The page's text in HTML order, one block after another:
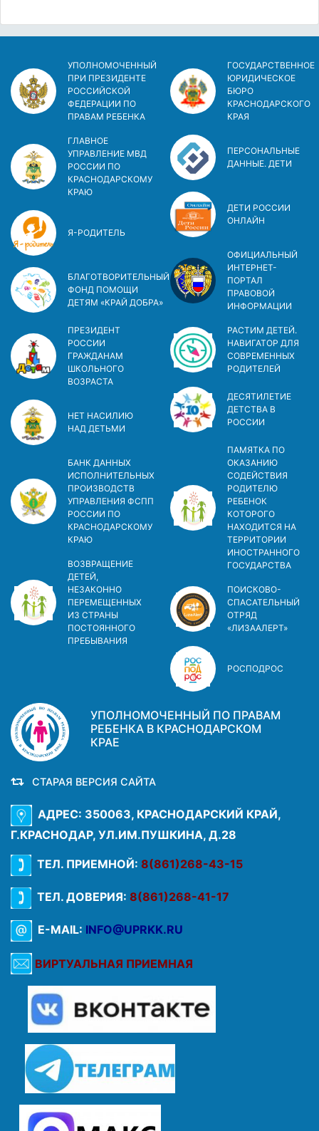
УПОЛНОМОЧЕННЫЙ
ПРИ ПРЕЗИДЕНТЕ
РОССИЙСКОЙ
ФЕДЕРАЦИИ ПО
ПРАВАМ РЕБЕНКА
ГЛАВНОЕ
УПРАВЛЕНИЕ МВД
РОССИИ ПО
КРАСНОДАРСКОМУ
КРАЮ
Я-РОДИТЕЛЬ
БЛАГОТВОРИТЕЛЬНЫЙ
ФОНД ПОМОЩИ
ДЕТЯМ «КРАЙ ДОБРА»
ПРЕЗИДЕНТ
РОССИИ
ГРАЖДАНАМ
ШКОЛЬНОГО
ВОЗРАСТА
НЕТ НАСИЛИЮ
НАД ДЕТЬМИ
БАНК ДАННЫХ
ИСПОЛНИТЕЛЬНЫХ
ПРОИЗВОДСТВ
УПРАВЛЕНИЯ ФСПП
РОССИИ ПО
КРАСНОДАРСКОМУ
КРАЮ
ВОЗВРАЩЕНИЕ
ДЕТЕЙ,
НЕЗАКОННО
ПЕРЕМЕЩЕННЫХ
ИЗ СТРАНЫ
ПОСТОЯННОГО
ПРЕБЫВАНИЯ
ГОСУДАРСТВЕННОЕ
ЮРИДИЧЕСКОЕ
БЮРО
КРАСНОДАРСКОГО
КРАЯ
ПЕРСОНАЛЬНЫЕ
ДАННЫЕ. ДЕТИ
ДЕТИ РОССИИ
ОНЛАЙН
ОФИЦИАЛЬНЫЙ
ИНТЕРНЕТ-
ПОРТАЛ
ПРАВОВОЙ
ИНФОРМАЦИИ
РАСТИМ ДЕТЕЙ.
НАВИГАТОР ДЛЯ
СОВРЕМЕННЫХ
РОДИТЕЛЕЙ
ДЕСЯТИЛЕТИЕ
ДЕТСТВА В
РОСCИИ
ПАМЯТКА ПО
ОКАЗАНИЮ
СОДЕЙСТВИЯ
РОДИТЕЛЮ
РЕБЕНОК
КОТОРОГО
НАХОДИТСЯ НА
ТЕРРИТОРИИ
ИНОСТРАННОГО
ГОСУДАРСТВА
ПОИСКОВО-
СПАСАТЕЛЬНЫЙ
ОТРЯД
«ЛИЗААЛЕРТ»
РОСПОДРОС
УПОЛНОМОЧЕННЫЙ ПО ПРАВАМ
РЕБЕНКА В КРАСНОДАРСКОМ
КРАЕ
СТАРАЯ ВЕРСИЯ САЙТА
АДРЕС: 350063, КРАСНОДАРСКИЙ КРАЙ,
Г.КРАСНОДАР, УЛ.ИМ.ПУШКИНА, Д.28
ТЕЛ. ПРИЕМНОЙ: 8(861)268-43-15
ТЕЛ. ДОВЕРИЯ: 8(861)268-41-17
E-MAIL: INFO@UPRKK.RU
ВИРТУАЛЬНАЯ ПРИЕМНАЯ